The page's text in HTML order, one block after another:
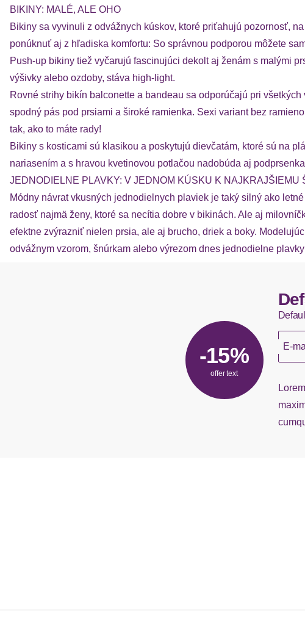
BIKINY: MALÉ, ALE OHO
Bikiny sa vyvinuli z odvážnych kúskov, ktoré priťahujú pozornosť,
ponúknuť aj z hľadiska komfortu: So správnou podporou môžete
Push-up bikiny tiež vyčarujú fascinujúci dekolt aj ženám s malými
výšivky alebo ozdoby, stáva high-light.
Rovné strihy bikín balconette a bandeau sa odporúčajú pri
spodný pás pod prsiami a široké ramienka. Sexi variant bez
tak, ako to máte rady!
Bikiny s kosticami sú klasikou a poskytujú dievčatám, ktoré sú na
nariasením a s hravou kvetinovou potlačou nadobúda aj
JEDNODIELNE PLAVKY: V JEDNOM KÚSKU K NAJKRAJŠIEMU
Módny návrat vkusných jednodielnych plaviek je taký silný ako
radosť najmä ženy, ktoré sa necítia dobre v bikinách. Ale aj
efektne zvýrazniť nielen prsia, ale aj brucho, driek a boky.
odvážnym vzorom, šnúrkam alebo výrezom dnes jednodielne
-15%
offer text
E-